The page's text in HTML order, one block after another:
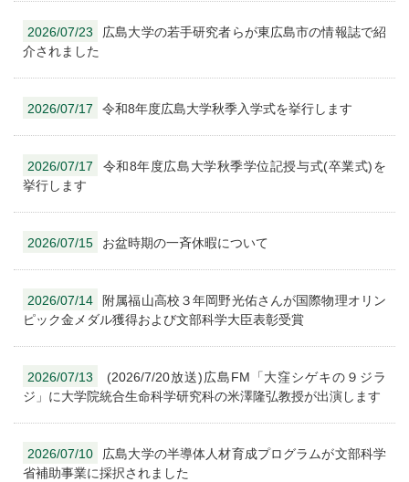
2026/07/23
広島大学の若手研究者らが東広島市の情報誌で紹
介されました
2026/07/17 令和8年度広島大学秋季入学式を挙行します
2026/07/17
令和8年度広島大学秋季学位記授与式(卒業式)を
挙行します
2026/07/15 お盆時期の一斉休暇について
2026/07/14
附属福山高校３年岡野光佑さんが国際物理オリン
ピック金メダル獲得および文部科学大臣表彰受賞
2026/07/13
(2026/7/20放送)広島FM「大窪シゲキの９ジラ
ジ」に大学院統合生命科学研究科の米澤隆弘教授が出演します
2026/07/10
広島大学の半導体人材育成プログラムが文部科学
省補助事業に採択されました